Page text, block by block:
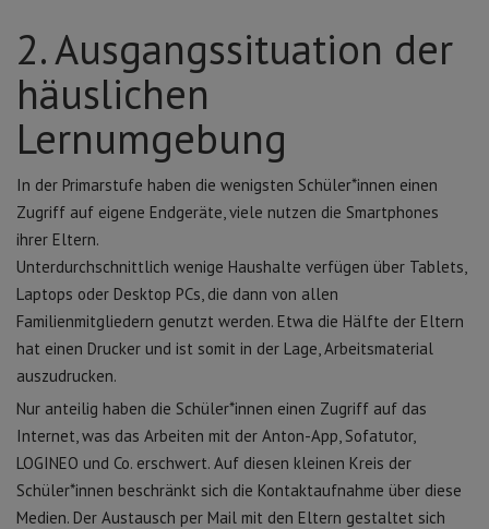
2. Ausgangssituation der
häuslichen
Lernumgebung
In der Primarstufe haben die wenigsten Schüler*innen einen
Zugriff auf eigene Endgeräte, viele nutzen die Smartphones
ihrer Eltern.
Unterdurchschnittlich wenige Haushalte verfügen über Tablets,
Laptops oder Desktop PCs, die dann von allen
Familienmitgliedern genutzt werden. Etwa die Hälfte der Eltern
hat einen Drucker und ist somit in der Lage, Arbeitsmaterial
auszudrucken.
Nur anteilig haben die Schüler*innen einen Zugriff auf das
Internet, was das Arbeiten mit der Anton-App, Sofatutor,
LOGINEO und Co. erschwert. Auf diesen kleinen Kreis der
Schüler*innen beschränkt sich die Kontaktaufnahme über diese
Medien. Der Austausch per Mail mit den Eltern gestaltet sich